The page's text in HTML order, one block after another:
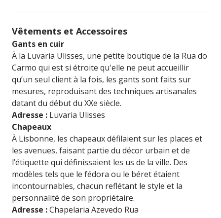
Vêtements et Accessoires
Gants en cuir
À la Luvaria Ulisses, une petite boutique de la Rua do
Carmo qui est si étroite qu'elle ne peut accueillir
qu’un seul client à la fois, les gants sont faits sur
mesures, reproduisant des techniques artisanales
datant du début du XXe siècle.
Adresse : Luvaria Ulisses
Chapeaux
À Lisbonne, les chapeaux défilaient sur les places et
les avenues, faisant partie du décor urbain et de
l’étiquette qui définissaient les us de la ville. Des
modèles tels que le fédora ou le béret étaient
incontournables, chacun reflétant le style et la
personnalité de son propriétaire.
Adresse :Chapelaria Azevedo Rua